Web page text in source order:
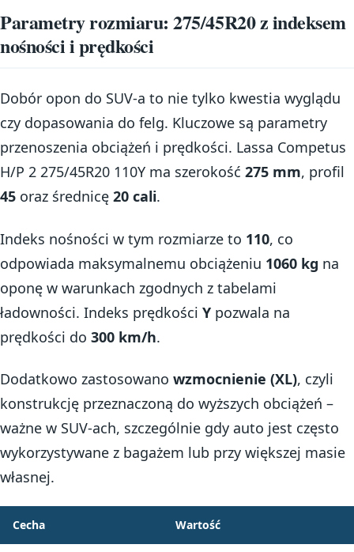
Parametry rozmiaru: 275/45R20 z indeksem
nośności i prędkości
Dobór opon do SUV-a to nie tylko kwestia wyglądu
czy dopasowania do felg. Kluczowe są parametry
przenoszenia obciążeń i prędkości. Lassa Competus
H/P 2 275/45R20 110Y ma szerokość 275 mm, profil
45 oraz średnicę 20 cali.
Indeks nośności w tym rozmiarze to 110, co
odpowiada maksymalnemu obciążeniu 1060 kg na
oponę w warunkach zgodnych z tabelami
ładowności. Indeks prędkości Y pozwala na
prędkości do 300 km/h.
Dodatkowo zastosowano wzmocnienie (XL), czyli
konstrukcję przeznaczoną do wyższych obciążeń –
ważne w SUV-ach, szczególnie gdy auto jest często
wykorzystywane z bagażem lub przy większej masie
własnej.
Cecha Wartość